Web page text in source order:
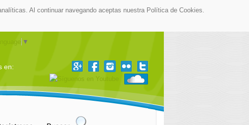
Al continuar navegando aceptas nuestra Política de Cookies.
▼
en: